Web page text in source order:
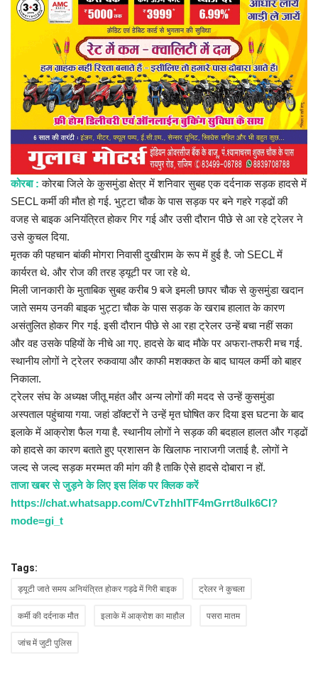
कोरबा : कोरबा जिले के कुसमुंडा क्षेत्र में शनिवार सुबह एक दर्दनाक सड़क हादसे में
SECL कर्मी की मौत हो गई. भुट्टा चौक के पास सड़क पर बने गहरे गड्ढों की
वजह से बाइक अनियंत्रित होकर गिर गई और उसी दौरान पीछे से आ रहे ट्रेलर ने
उसे कुचल दिया.
मृतक की पहचान बांकी मोगरा निवासी दुखीराम के रूप में हुई है. जो SECL में
कार्यरत थे. और रोज की तरह ड्यूटी पर जा रहे थे.
मिली जानकारी के मुताबिक सुबह करीब 9 बजे इमली छापर चौक से कुसमुंडा खदान
जाते समय उनकी बाइक भुट्टा चौक के पास सड़क के खराब हालात के कारण
असंतुलित होकर गिर गई. इसी दौरान पीछे से आ रहा ट्रेलर उन्हें बचा नहीं सका
और वह उसके पहियों के नीचे आ गए. हादसे के बाद मौके पर अफरा-तफरी मच गई.
स्थानीय लोगों ने ट्रेलर रुकवाया और काफी मशक्कत के बाद घायल कर्मी को बाहर
निकाला.
ट्रेलर संघ के अध्यक्ष जीतू महंत और अन्य लोगों की मदद से उन्हें कुसमुंडा
अस्पताल पहुंचाया गया. जहां डॉक्टरों ने उन्हें मृत घोषित कर दिया इस घटना के बाद
इलाके में आक्रोश फैल गया है. स्थानीय लोगों ने सड़क की बदहाल हालत और गड्ढों
को हादसे का कारण बताते हुए प्रशासन के खिलाफ नाराजगी जताई है. लोगों ने
जल्द से जल्द सड़क मरम्मत की मांग की है ताकि ऐसे हादसे दोबारा न हों.
ताजा खबर से जुड़ने के लिए इस लिंक पर क्लिक करें
https://chat.whatsapp.com/CvTzhhITF4mGrrt8ulk6CI?
mode=gi_t
Tags:
ड्यूटी जाते समय अनियंत्रित होकर गड्ढे में गिरी बाइक ट्रेलर ने कुचला
कर्मी की दर्दनाक मौत इलाके में आक्रोश का माहौल पसरा मातम
जांच में जुटी पुलिस